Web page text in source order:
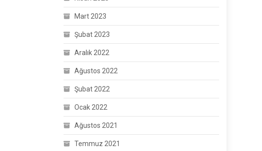
Mart 2023
Şubat 2023
Aralık 2022
Ağustos 2022
Şubat 2022
Ocak 2022
Ağustos 2021
Temmuz 2021